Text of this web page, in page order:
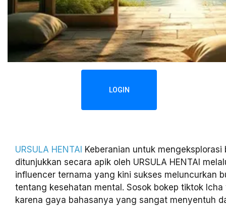
LOGIN
URSULA HENTAI Keberanian untuk mengeksplorasi
ditunjukkan secara apik oleh URSULA HENTAI
influencer ternama yang kini sukses meluncurkan
tentang kesehatan mental. Sosok bokep tiktok Icha
karena gaya bahasanya yang sangat menyentuh